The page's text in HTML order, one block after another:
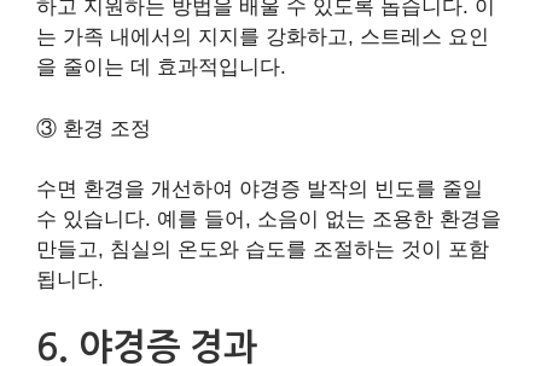
하고 지원하는 방법을 배울 수 있도록 돕습니다. 이
는 가족 내에서의 지지를 강화하고, 스트레스 요인
을 줄이는 데 효과적입니다.
③ 환경 조정
수면 환경을 개선하여 야경증 발작의 빈도를 줄일
수 있습니다. 예를 들어, 소음이 없는 조용한 환경을
만들고, 침실의 온도와 습도를 조절하는 것이 포함
됩니다.
6. 야경증 경과